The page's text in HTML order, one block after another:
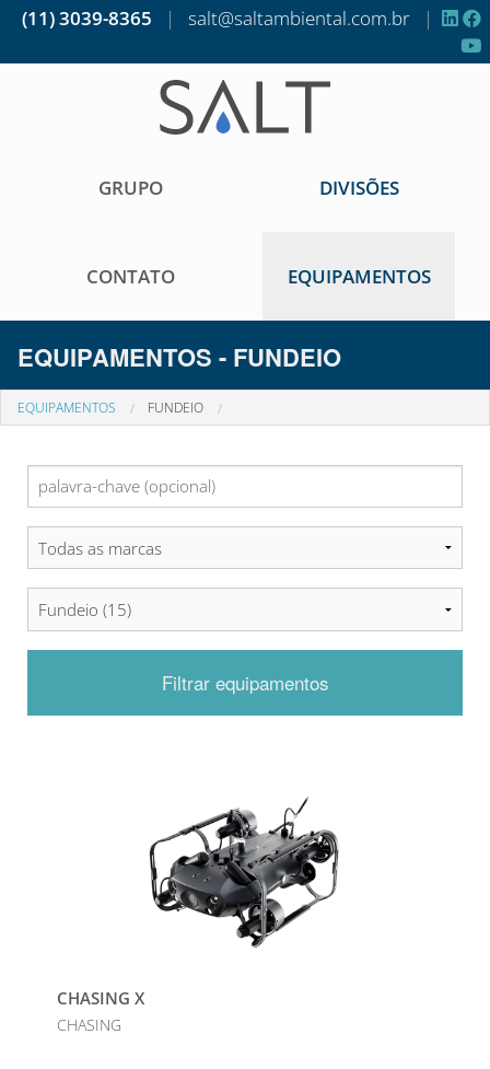
(11) 3039-8365 | salt@saltambiental.com.br |
GRUPO DIVISÕES
CONTATO EQUIPAMENTOS
EQUIPAMENTOS - FUNDEIO
EQUIPAMENTOS FUNDEIO
Filtrar equipamentos
CHASING X
CHASING